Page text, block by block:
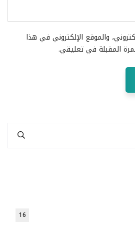
والموقع الإلكتروني في هذا
المقبلة في تعليقي.
16